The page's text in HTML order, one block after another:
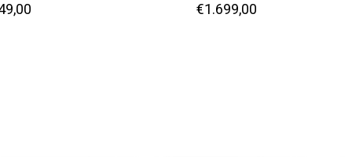
€1.699,00